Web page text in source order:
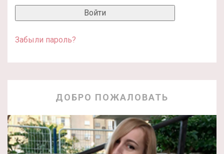
Забыли пароль?
ДОБРО ПОЖАЛОВАТЬ